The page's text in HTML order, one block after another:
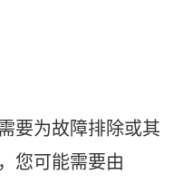
要为故障排除或其
您可能需要由